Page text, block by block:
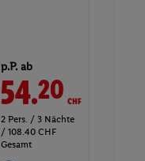
p.P. ab
54.20CHF
2 Pers. / 3 Nächte
/ 108.40 CHF
Gesamt